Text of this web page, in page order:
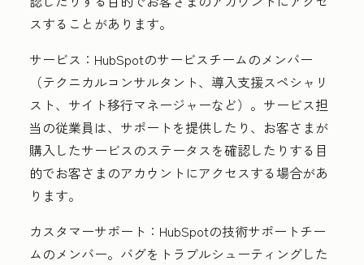
スすることがあります。
サービス： HubSpotのサービスチームのメンバー
（テクニカルコンサルタント、導入支援スペシャリ
スト、サイト移行マネージャーなど）。サービス担
当の従業員は、サポートを提供したり、お客さまが
購入したサービスのステータスを確認したりする目
的でお客さまのアカウントにアクセスする場合があ
ります。
カスタマーサポート： HubSpotの技術サポートチー
ムのメンバー。バグをトラブルシューティングした